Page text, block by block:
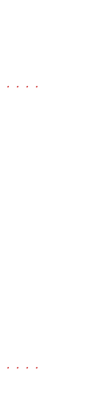
・・・
・・・